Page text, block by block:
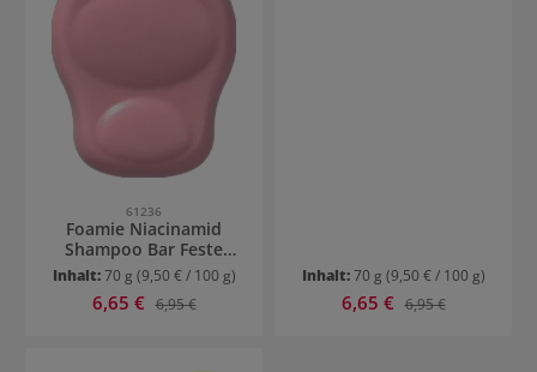
61236
Foamie Niacinamid
Shampoo Bar Feste
Pflege für Kräftigung
Inhalt:70 g (9,50 € / 100 g)
Verkaufspreis:
6,65 € Regulärer Preis:
6,95 €
Inhalt:70 g (9,50 € / 100 g)
Verkaufspreis:
6,65 € Regulärer Preis:
6,95 €